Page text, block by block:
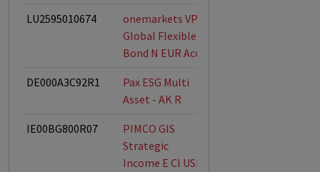
LU2595010674
onemarkets VP
Global Flexible
Bond N EUR Acc
DE000A3C92R1
Pax ESG Multi
Asset - AK R
IE00BG800R07
PIMCO GIS
Strategic
Income E Cl USD